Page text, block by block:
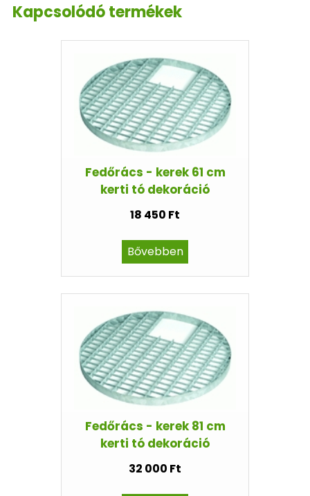
Kapcsolódó termékek
Fedőrács - kerek 61 cm
kerti tó dekoráció
18 450 Ft
Bővebben
Fedőrács - kerek 81 cm
kerti tó dekoráció
32 000 Ft